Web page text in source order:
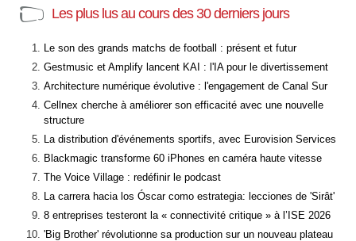
Les plus lus au cours des 30 derniers jours
Le son des grands matchs de football : présent et futur
Gestmusic et Amplify lancent KAI : l'IA pour le divertissement
Architecture numérique évolutive : l'engagement de Canal Sur
Cellnex cherche à améliorer son efficacité avec une nouvelle
structure
La distribution d'événements sportifs, avec Eurovision Services
Blackmagic transforme 60 iPhones en caméra haute vitesse
The Voice Village : redéfinir le podcast
La carrera hacia los Óscar como estrategia: lecciones de 'Sirât'
8 entreprises testeront la « connectivité critique » à l’ISE 2026
'Big Brother' révolutionne sa production sur un nouveau plateau